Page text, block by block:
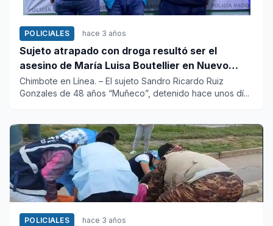
POLICIALES hace 3 años
Sujeto atrapado con droga resultó ser el
asesino de María Luisa Boutellier en Nuevo
Chimbote
Chimbote en Línea. – El sujeto Sandro Ricardo Ruiz
Gonzales de 48 años “Muñeco”, detenido hace unos dí...
POLICIALES hace 3 años